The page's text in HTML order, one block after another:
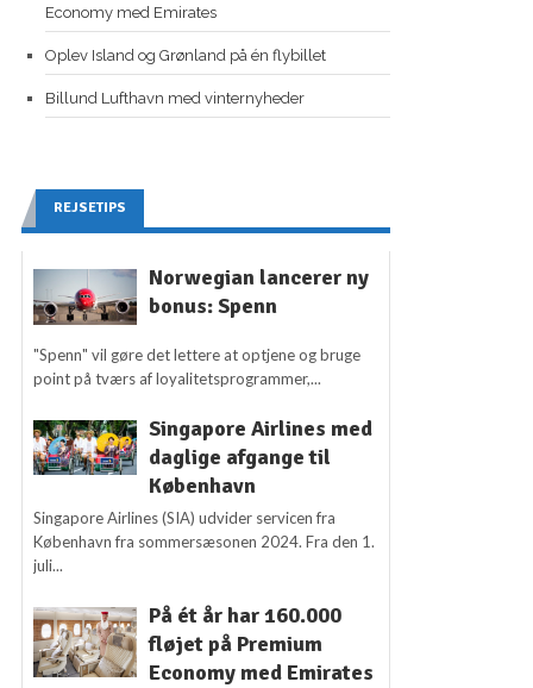
Economy med Emirates
Oplev Island og Grønland på én flybillet
Billund Lufthavn med vinternyheder
REJSETIPS
Norwegian lancerer ny
bonus: Spenn
"Spenn" vil gøre det lettere at optjene og bruge
point på tværs af loyalitetsprogrammer,...
Singapore Airlines med
daglige afgange til
København
Singapore Airlines (SIA) udvider servicen fra
København fra sommersæsonen 2024. Fra den 1.
juli...
På ét år har 160.000
fløjet på Premium
Economy med Emirates